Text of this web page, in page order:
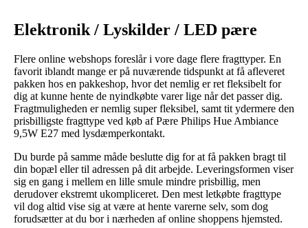
Elektronik / Lyskilder / LED pære
Flere online webshops foreslår i vore dage flere fragttyper. En
favorit iblandt mange er på nuværende tidspunkt at få afleveret
pakken hos en pakkeshop, hvor det nemlig er ret fleksibelt for
dig at kunne hente de nyindkøbte varer lige når det passer dig.
Fragtmuligheden er nemlig super fleksibel, samt tit ydermere den
prisbilligste fragttype ved køb af Pære Philips Hue Ambiance
9,5W E27 med lysdæmperkontakt.
Du burde på samme måde beslutte dig for at få pakken bragt til
din bopæl eller til adressen på dit arbejde. Leveringsformen viser
sig en gang i mellem en lille smule mindre prisbillig, men
derudover ekstremt ukompliceret. Den mest letkøbte fragttype
vil dog altid vise sig at være at hente varerne selv, som dog
forudsætter at du bor i nærheden af online shoppens hjemsted.